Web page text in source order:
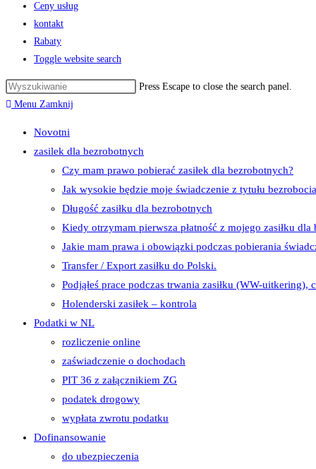
Ceny usług
kontakt
Rabaty
Toggle website search
Press Escape to close the search panel.
Menu Zamknij
Novotni
zasilek dla bezrobotnych
Czy mam prawo pobierać zasiłek dla bezrobotnych?
Jak wysokie będzie moje świadczenie z tytułu
Długość zasiłku dla bezrobotnych
Kiedy otrzymam pierwsza płatność z mojego zasiłku dla
Jakie mam prawa i obowiązki podczas pobierania
Transfer / Export zasiłku do Polski.
Podjąłeś prace podczas trwania zasiłku (WW-uitkering),
Holenderski zasiłek​ – kontrola
Podatki w NL
rozliczenie online
zaświadczenie o dochodach
PIT 36 z załącznikiem ZG
podatek drogowy
wypłata zwrotu podatku
Dofinansowanie
do ubezpieczenia